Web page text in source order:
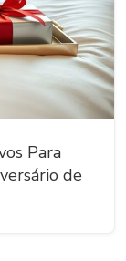
Para
de